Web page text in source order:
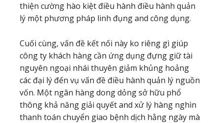
thiện cường hào kiệt điều hành điều hành quản
lý một phương pháp linh đụng and công dụng.
Cuối cùng, vấn đề kết nối này ko riêng gì giúp
công ty khách hàng cần ứng dụng đựng giữ tài
nguyên ngoại nhái thuyên giảm khủng hoảng
các đại lý đến vụ vấn đề điều hành quản lý nguồn
vốn. Một ngân hàng dong dỏng sở hữu phổ
thông khả năng giải quyết and xử lý hàng nghìn
thanh toán chuyển giao bệnh dịch hằng ngày mà